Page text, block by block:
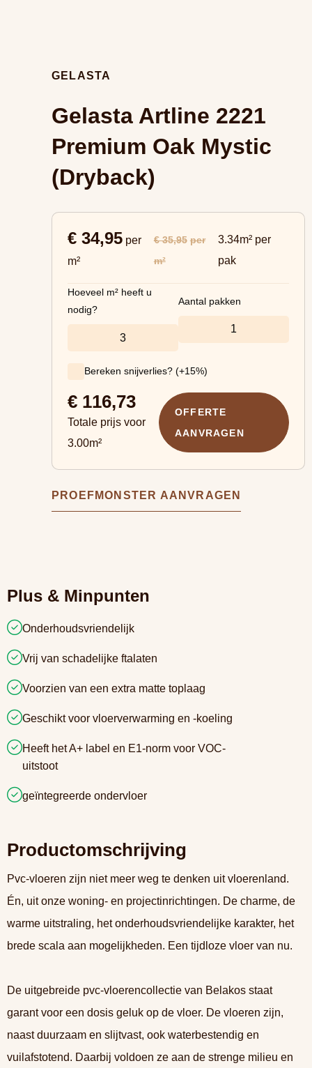
GELASTA
Gelasta Artline 2221
Premium Oak Mystic
(Dryback)
€ 34,95 per
m²
€ 35,95 per
m²
3.34m² per
pak
Hoeveel m² heeft u
nodig?
Aantal pakken
Bereken snijverlies? (+15%)
€ 116,73
Totale prijs voor
3.00m²
OFFERTE
AANVRAGEN
PROEFMONSTER AANVRAGEN
Plus & Minpunten
Onderhoudsvriendelijk
Vrij van schadelijke ftalaten
Voorzien van een extra matte toplaag
Geschikt voor vloerverwarming en -koeling
Heeft het A+ label en E1-norm voor VOC-
uitstoot
geïntegreerde ondervloer
Productomschrijving
Pvc-vloeren zijn niet meer weg te denken uit vloerenland.
Én, uit onze woning- en projectinrichtingen. De charme, de
warme uitstraling, het onderhoudsvriendelijke karakter, het
brede scala aan mogelijkheden. Een tijdloze vloer van nu.
De uitgebreide pvc-vloerencollectie van Belakos staat
garant voor een dosis geluk op de vloer. De vloeren zijn,
naast duurzaam en slijtvast, ook waterbestendig en
vuilafstotend. Daarbij voldoen ze aan de strenge milieu en